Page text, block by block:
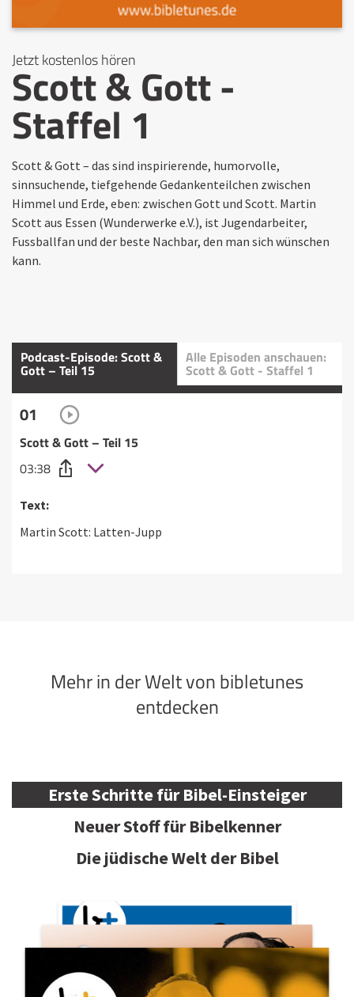
Jetzt kostenlos hören
Scott & Gott -
Staffel 1
Scott & Gott – das sind inspirierende, humorvolle,
sinnsuchende, tiefgehende Gedankenteilchen zwischen
Himmel und Erde, eben: zwischen Gott und Scott. Martin
Scott aus Essen (Wunderwerke e.V.), ist Jugendarbeiter,
Fussballfan und der beste Nachbar, den man sich wünschen
kann.
Podcast-Episode: Scott &
Gott – Teil 15
Alle Episoden anschauen:
Scott & Gott - Staffel 1
01
Scott & Gott – Teil 15
03:38
Text:
Martin Scott: Latten-Jupp
Mehr in der Welt von bibletunes
entdecken
Erste Schritte für Bibel-Einsteiger
Neuer Stoff für Bibelkenner
Die jüdische Welt der Bibel